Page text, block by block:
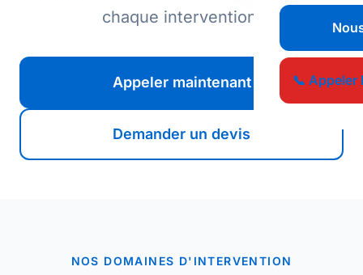
📞 Appeler
chaque intervention.
Appeler maintenant
Demander un devis
NOS DOMAINES D'INTERVENTION